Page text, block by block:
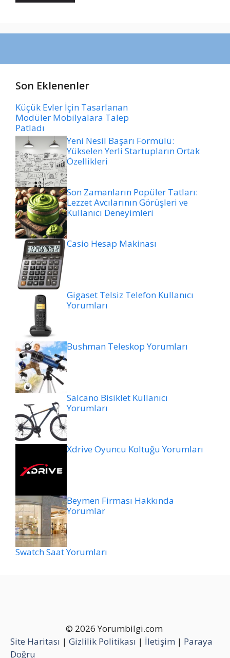
Son Eklenenler
Küçük Evler İçin Tasarlanan
Modüler Mobilyalara Talep
Patladı
Yeni Nesil Başarı Formülü:
Yükselen Yerli Startupların Ortak
Özellikleri
Son Zamanların Popüler Tatları:
Lezzet Avcılarının Görüşleri ve
Kullanıcı Deneyimleri
Casio Hesap Makinası
Gigaset Telsiz Telefon Kullanıcı
Yorumları
Bushman Teleskop Yorumları
Salcano Bisiklet Kullanıcı
Yorumları
Xdrive Oyuncu Koltuğu Yorumları
Beymen Firması Hakkında
Yorumlar
Swatch Saat Yorumları
© 2026 Yorumbilgi.com
Site Haritası | Gizlilik Politikası | İletişim | Paraya
Doğru